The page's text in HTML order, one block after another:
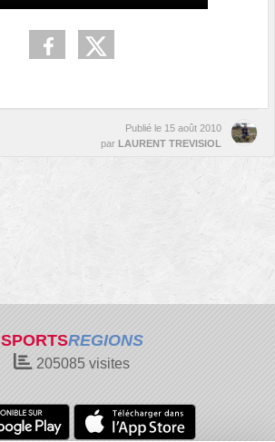
Publié le 15 août 2010
par LAURENT TREVISIOL
SPORTSREGIONS
205085 visites